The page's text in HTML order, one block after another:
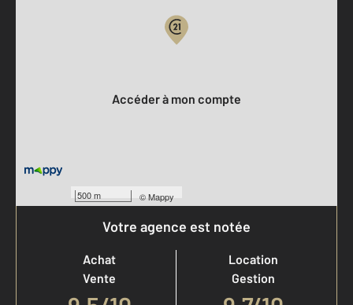
500 m ©Mappy
Accéder à mon compte
Votre agence est notée
Achat
Vente
Location
Gestion